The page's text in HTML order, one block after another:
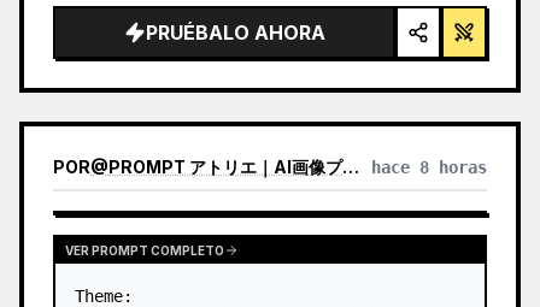
3D altamente realista. Reemplaza las
rampas lisas por escalones de piedra
PRUÉBALO AHORA
POR@PROMPT アトリエ｜AI画像プロンプト hace 8 horas
VER PROMPT COMPLETO
Theme: